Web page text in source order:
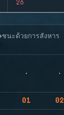
26
ชนะด้วยการสังหาร
01 02